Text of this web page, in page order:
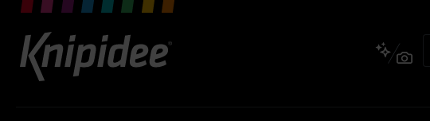
springen